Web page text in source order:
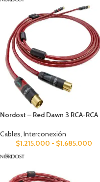
Nordost – Red Dawn 3 RCA-RCA
Cables, Interconexión
$1.215.000 - $1.685.000